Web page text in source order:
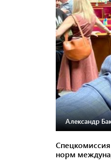
Александр
норм